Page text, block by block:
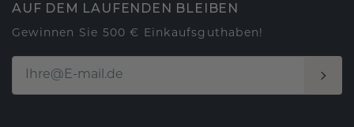
AUF DEM LAUFENDEN BLEIBEN
Gewinnen Sie 500 € Einkaufsguthaben!